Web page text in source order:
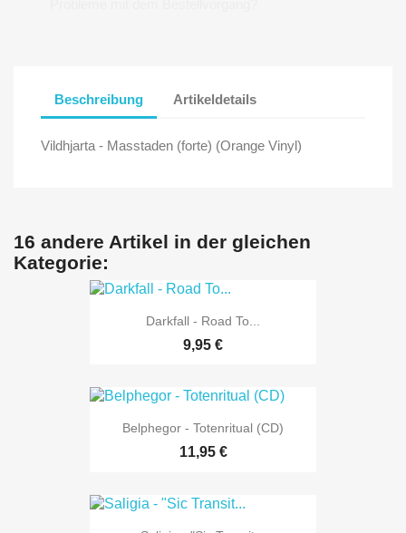
Beschreibung Artikeldetails
Vildhjarta - Masstaden (forte) (Orange Vinyl)
16 andere Artikel in der gleichen
Kategorie:
Darkfall - Road To...
9,95 €
Belphegor - Totenritual (CD)
11,95 €